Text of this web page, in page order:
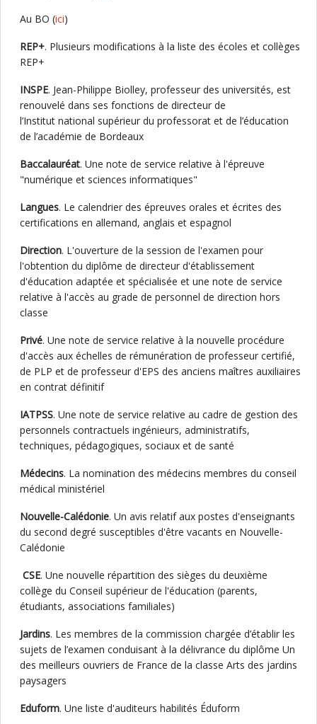
Au BO (ici)
REP+. Plusieurs modifications à la liste des écoles et collèges
REP+
INSPE. Jean-Philippe Biolley, professeur des universités, est
renouvelé dans ses fonctions de directeur de
l’Institut national supérieur du professorat et de l’éducation
de l’académie de Bordeaux
Baccalauréat. Une note de service relative à l'épreuve
"numérique et sciences informatiques"
Langues. Le calendrier des épreuves orales et écrites des
certifications en allemand, anglais et espagnol
Direction. L'ouverture de la session de l'examen pour
l'obtention du diplôme de directeur d'établissement
d'éducation adaptée et spécialisée et une note de service
relative à l'accès au grade de personnel de direction hors
classe
Privé. Une note de service relative à la nouvelle procédure
d'accès aux échelles de rémunération de professeur certifié,
de PLP et de professeur d'EPS des anciens maîtres auxiliaires
en contrat définitif
IATPSS. Une note de service relative au cadre de gestion des
personnels contractuels ingénieurs, administratifs,
techniques, pédagogiques, sociaux et de santé
Médecins. La nomination des médecins membres du conseil
médical ministériel
Nouvelle-Calédonie. Un avis relatif aux postes d'enseignants
du second degré susceptibles d'être vacants en Nouvelle-
Calédonie
CSE. Une nouvelle répartition des sièges du deuxième
collège du Conseil supérieur de l'éducation (parents,
étudiants, associations familiales)
Jardins. Les membres de la commission chargée d’établir les
sujets de l’examen conduisant à la délivrance du diplôme Un
des meilleurs ouvriers de France de la classe Arts des jardins
paysagers
Eduform. Une liste d'auditeurs habilités Éduform